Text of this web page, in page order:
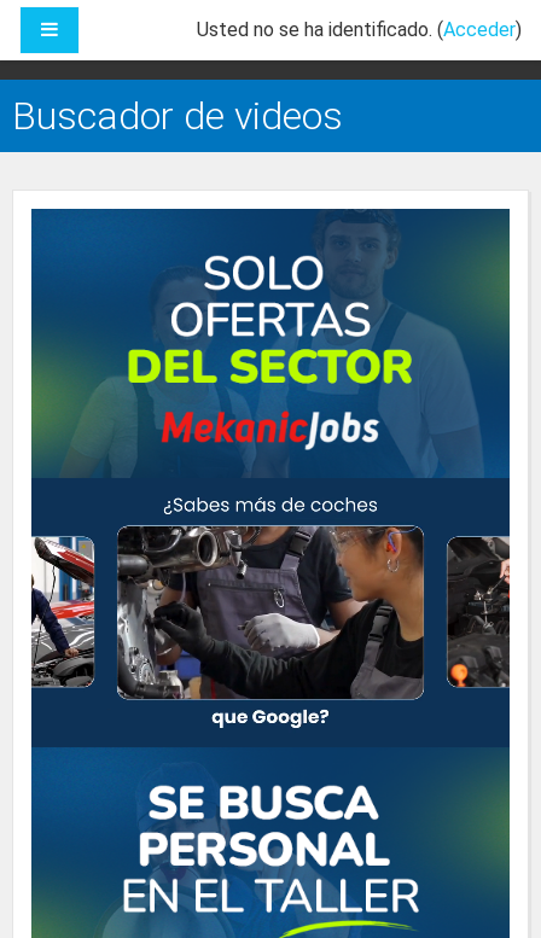
Salta al contenido principal
Usted no se ha identificado. (Acceder)
Buscador de videos